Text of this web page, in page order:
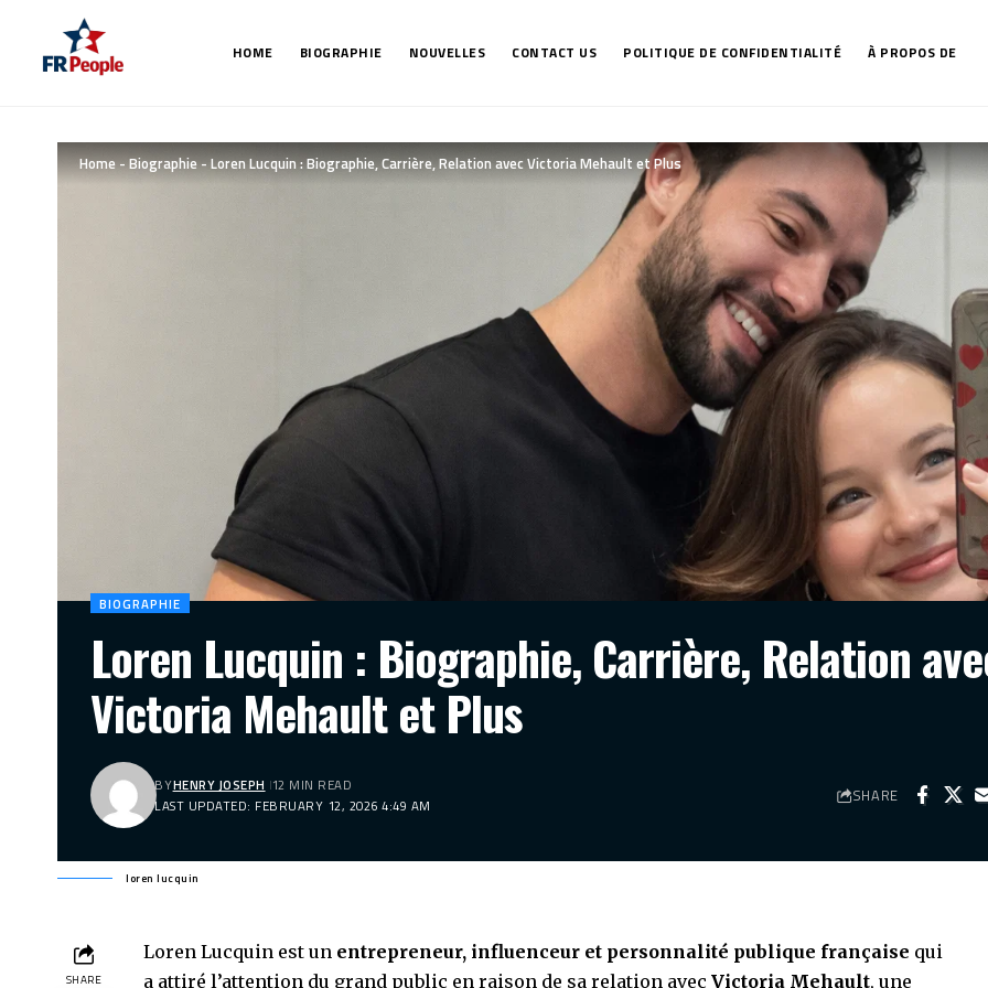
HOME BIOGRAPHIE NOUVELLES CONTACT US POLITIQUE DE CONFIDENTIALITÉ À PROPOS DE
Home-Biographie-Loren Lucquin : Biographie, Carrière, Relation avec Victoria Mehault et Plus
BIOGRAPHIE
Loren Lucquin : Biographie, Carrière, Relation
Victoria Mehault et Plus
LAST UPDATED: FEBRUARY 12, 2026 4:49 AM
BYHENRY JOSEPH 12 MIN READ SHARE
loren lucquin
SHARE
Loren Lucquin est un entrepreneur, influenceur et personnalité publique française qui
a attiré l’attention du grand public en raison de sa relation avec Victoria Mehault, une